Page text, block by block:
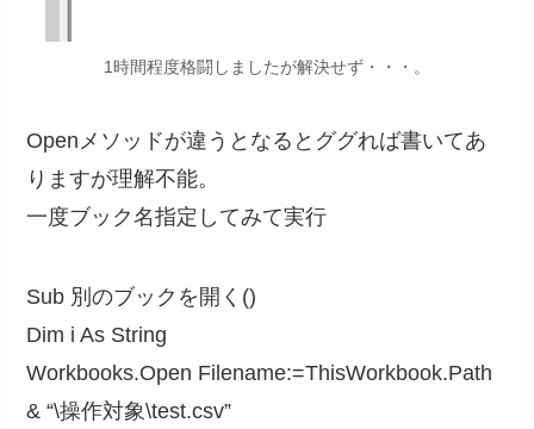
1時間程度格闘しましたが解決せず・・・。
Openメソッドが違うとなるとググれば書いてあ
りますが理解不能。
一度ブック名指定してみて実行
Sub 別のブックを開く()
Dim i As String
Workbooks.Open Filename:=ThisWorkbook.Path
& “\操作対象\test.csv”